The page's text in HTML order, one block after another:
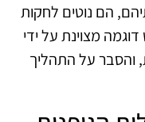
הם נוטים לחקות
מצוינת על ידי
והסבר על התהליך